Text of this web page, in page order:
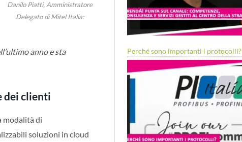
Danilo Piatti, Amministratore
Delegato di Mitel Italia:
anno e sta
dei clienti
modalità di
soluzioni in cloud
Perché sono importanti i protocolli?